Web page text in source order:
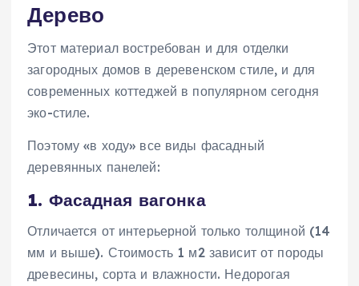
Дерево
Этот материал востребован и для отделки
загородных домов в деревенском стиле, и для
современных коттеджей в популярном сегодня
эко-стиле.
Поэтому «в ходу» все виды фасадный
деревянных панелей:
1. Фасадная вагонка
Отличается от интерьерной только толщиной (14
мм и выше). Стоимость 1 м2 зависит от породы
древесины, сорта и влажности. Недорогая